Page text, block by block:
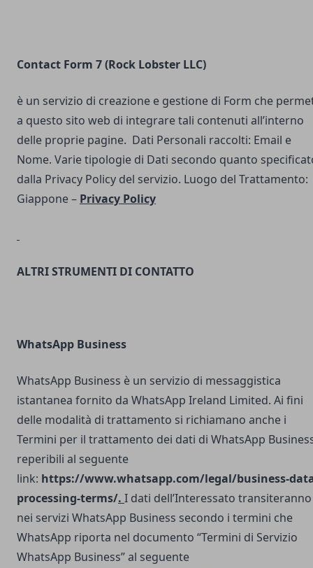
Contact Form 7 (Rock Lobster LLC)
è un servizio di creazione e gestione di Form che
a questo sito web di integrare tali contenuti all’interno
delle proprie pagine. Dati Personali raccolti: Email e
Nome. Varie tipologie di Dati secondo quanto
dalla Privacy Policy del servizio. Luogo del Trattamento:
Giappone – Privacy Policy
ALTRI STRUMENTI DI CONTATTO
WhatsApp Business
WhatsApp Business è un servizio di messaggistica
istantanea fornito da WhatsApp Ireland Limited. Ai fini
delle modalità di trattamento si richiamano anche i
Termini per il trattamento dei dati di WhatsApp
reperibili al seguente
link: https://www.whatsapp.com/legal/business-
processing-terms/. I dati dell’Interessato transiteranno
nei servizi WhatsApp Business secondo i termini che
WhatsApp riporta nel documento “Termini di Servizio
WhatsApp Business” al seguente